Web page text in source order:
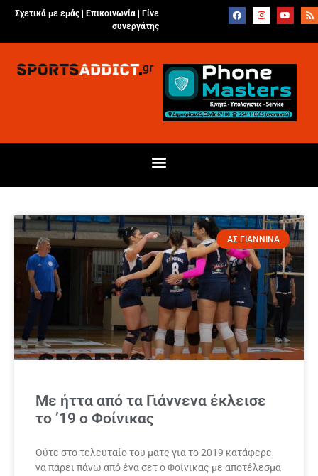
Σχετικά με εμάς | Επικοινωνία
Γίνε
συνεργάτης
ΑΣ ΓΙΑΝΝΙΝΑ
Με ήττα από τα Γιάννενα έκλεισε
το ’19 ο Φοίνικας
Ούτε στο τελευταίο του ματς για το 2019 κατάφερε
να πάρει πάνω από ένα σετ ο Φοίνικας με αποτέλεσμα